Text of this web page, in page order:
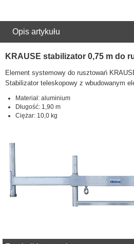
Opis artykułu
KRAUSE stabilizator 0,75 m do
Element systemowy do rusztowań
Stabilizator teleskopowy z wbudowanym
Materiał: aluminium
Długość: 1,90 m
Ciężar: 10,0 kg